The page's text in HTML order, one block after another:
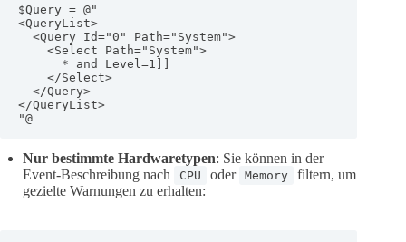
$Query = @"
<QueryList>
</QueryList>
"@
Nur bestimmte Hardwaretypen: Sie können in der
Event-Beschreibung nach
CPU oder Memory
filtern, um
gezielte Warnungen zu erhalten: